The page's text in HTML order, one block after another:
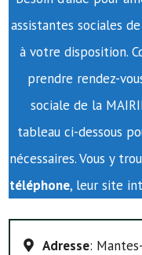
assistantes sociales
à votre disposition.
prendre rendez-
sociale de la
tableau ci-dessous
nécessaires. Vous y
téléphone, leur site
Adresse: